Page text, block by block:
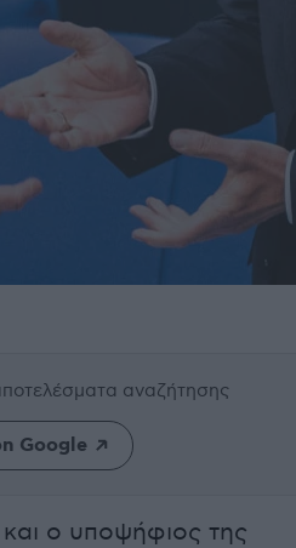
αναζήτησης
Google
ο υποψήφιος της